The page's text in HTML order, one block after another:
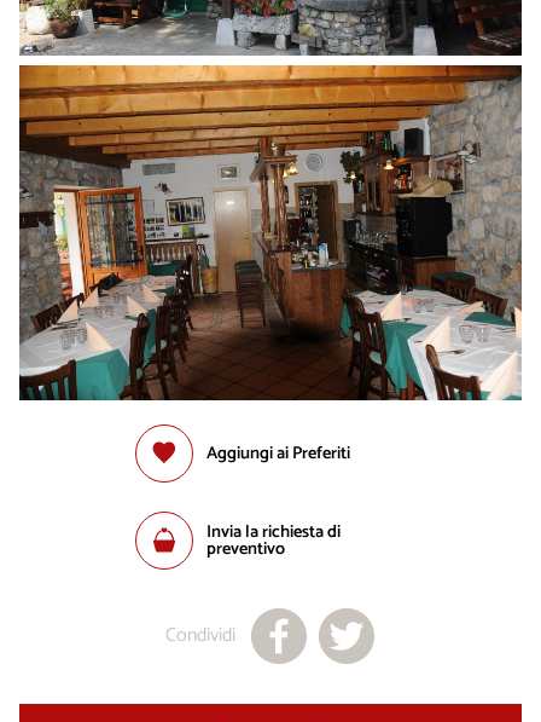
Aggiungi ai Preferiti
Invia la richiesta di
preventivo
Condividi